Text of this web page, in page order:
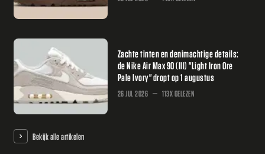
Zachte tinten en denimachtige details:
de Nike Air Max 90 (III) "Light Iron Ore
Pale Ivory" dropt op 1 augustus
26 JUL 2026 113X GELEZEN
Bekijk alle artikelen